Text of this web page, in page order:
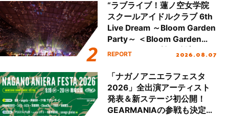
“ラブライブ！蓮ノ空女学院
スクールアイドルクラブ 6th
Live Dream ～Bloom Garden
Party～ ＜Bloom Garden
Party Stage／埼玉公演＞”
REPORT 2026.08.07
「ナガノアニエラフェスタ
2026」全出演アーティスト
発表＆新ステージ初公開！
GEARMANIAの参戦も決定